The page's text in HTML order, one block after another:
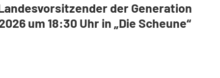
der Generation
um 18:30 Uhr in „Die Scheune“